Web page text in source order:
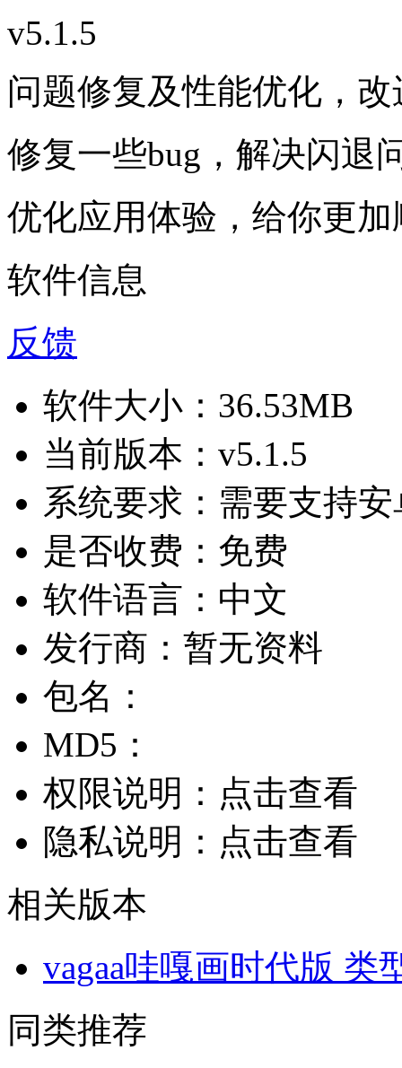
v5.1.5
问题修复及性能优化，
修复一些bug，解决闪退
优化应用体验，给你更
软件信息
反馈
软件大小： 36.53MB
当前版本： v5.1.5
系统要求： 需要支持
是否收费： 免费
软件语言： 中文
发行商： 暂无资料
包名：
MD5：
权限说明： 点击查看
隐私说明： 点击查看
相关版本
vagaa哇嘎画时代版 类
同类推荐